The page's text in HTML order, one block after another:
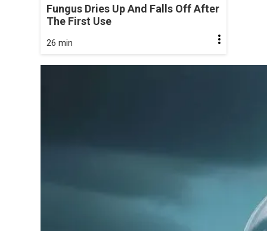
Fungus Dries Up And Falls Off After
The First Use
26 min